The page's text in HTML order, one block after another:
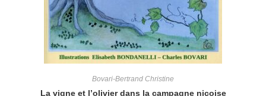
Bovari-Bertrand Christine
La vigne et l’olivier dans la campagne niçoise